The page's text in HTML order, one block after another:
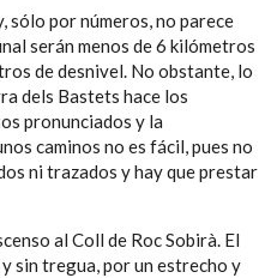
sólo por números, no parece
serán menos de 6 kilómetros
de desnivel. No obstante, lo
dels Bastets hace los
pronunciados y la
caminos no es fácil, pues no
ni trazados y hay que prestar
al Coll de Roc Sobirà. El
sin tregua, por un estrecho y